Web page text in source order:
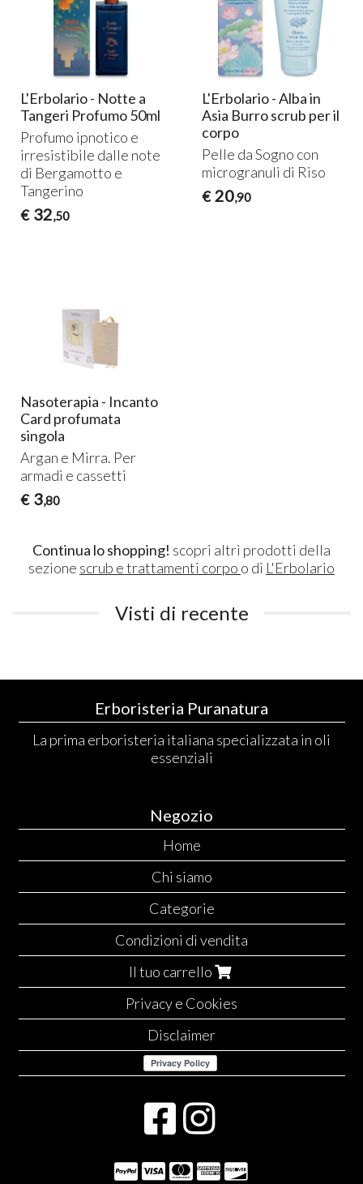
L'Erbolario - Notte a
Tangeri Profumo 50ml
Profumo ipnotico e
irresistibile dalle note
di Bergamotto e
Tangerino
€ 32,50
L'Erbolario - Alba in
Asia Burro scrub per il
corpo
Pelle da Sogno con
microgranuli di Riso
€ 20,90
Nasoterapia - Incanto
Card profumata
singola
Argan e Mirra. Per
armadi e cassetti
€ 3,80
Continua lo shopping! scopri altri prodotti della
sezione scrub e trattamenti corpo o di L'Erbolario
Visti di recente
Erboristeria Puranatura
La prima erboristeria italiana specializzata in oli
essenziali
Negozio
Home
Chi siamo
Categorie
Condizioni di vendita
Il tuo carrello
Privacy e Cookies
Disclaimer